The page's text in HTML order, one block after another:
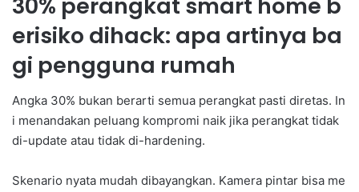
erisiko dihack: apa artinya ba
gi pengguna rumah
Angka 30% bukan berarti semua perangkat pasti diretas. In
i menandakan peluang kompromi naik jika perangkat tidak
di-update atau tidak di-hardening.
Skenario nyata mudah dibayangkan. Kamera pintar bisa me